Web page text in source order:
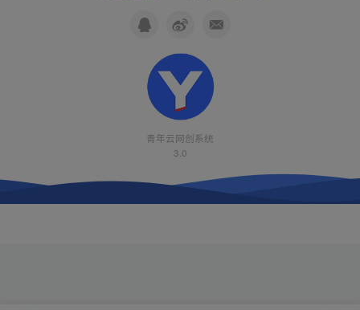
青年云网创系统
3.0